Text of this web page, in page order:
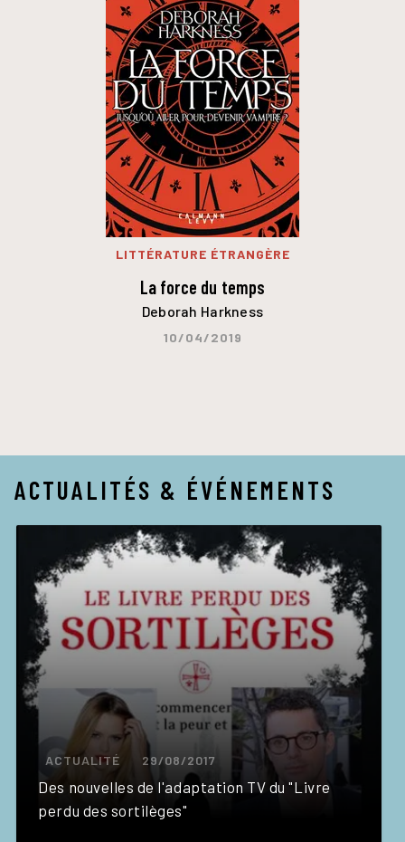
LITTÉRATURE ÉTRANGÈRE
La force du temps
Deborah Harkness
10/04/2019
ACTUALITÉS & ÉVÉNEMENTS
ACTUALITÉ 29/08/2017
Des nouvelles de l'adaptation TV du "Livre
perdu des sortilèges"